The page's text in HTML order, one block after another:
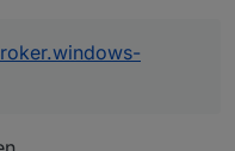
control